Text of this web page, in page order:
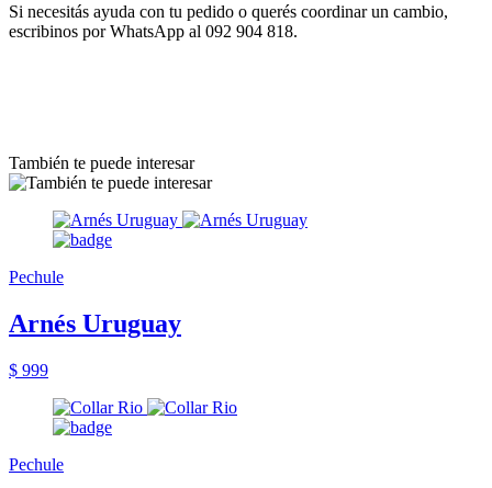
Si necesitás ayuda con tu pedido o querés coordinar un cambio,
escribinos por WhatsApp al 092 904 818.
También te puede interesar
Pechule
Arnés Uruguay
$ 999
Pechule